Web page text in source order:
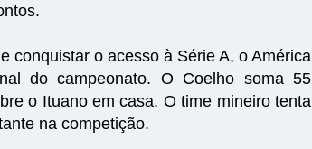
conquistar o acesso à Série A, o América
do campeonato. O Coelho soma 55
o Ituano em casa. O time mineiro tenta
na competição.